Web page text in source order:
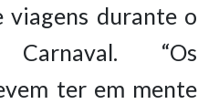
viagens durante o
“Os
ter em mente